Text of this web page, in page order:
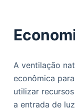
A ventilação
econômica
utilizar
a entrada de